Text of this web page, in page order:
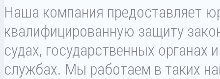
Наша компания предоставляет
квалифицированную защиту
судах, государственных органах
службах. Мы работаем в таких